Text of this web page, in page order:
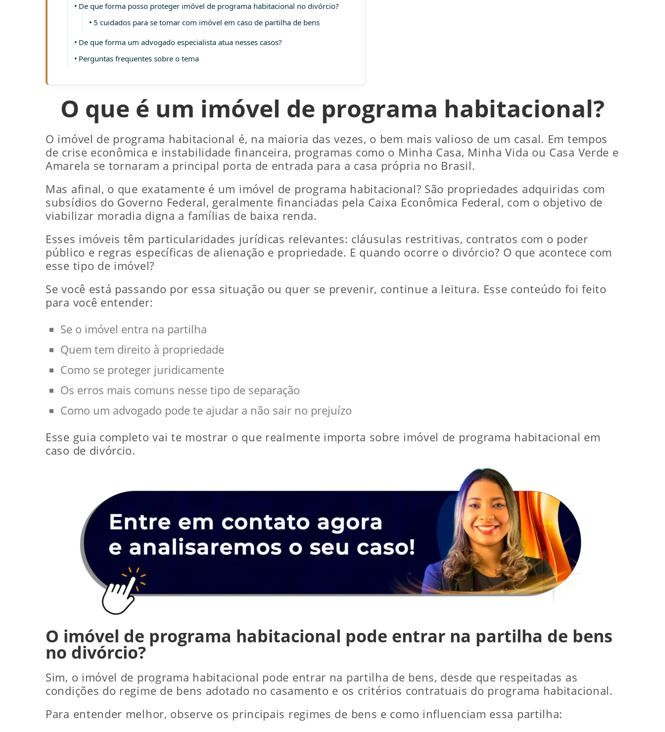
De que forma posso proteger imóvel de programa habitacional no divórcio?
5 cuidados para se tomar com imóvel em caso de partilha de bens
De que forma um advogado especialista atua nesses casos?
Perguntas frequentes sobre o tema
O que é um imóvel de programa habitacional?
O imóvel de programa habitacional é, na maioria das vezes, o bem mais valioso de um casal. Em tempos
de crise econômica e instabilidade financeira, programas como o Minha Casa, Minha Vida ou Casa Verde e
Amarela se tornaram a principal porta de entrada para a casa própria no Brasil.
Mas afinal, o que exatamente é um imóvel de programa habitacional? São propriedades adquiridas com
subsídios do Governo Federal, geralmente financiadas pela Caixa Econômica Federal, com o objetivo de
viabilizar moradia digna a famílias de baixa renda.
Esses imóveis têm particularidades jurídicas relevantes: cláusulas restritivas, contratos com o poder
público e regras específicas de alienação e propriedade. E quando ocorre o divórcio? O que acontece com
esse tipo de imóvel?
Se você está passando por essa situação ou quer se prevenir, continue a leitura. Esse conteúdo foi feito
para você entender:
Se o imóvel entra na partilha
Quem tem direito à propriedade
Como se proteger juridicamente
Os erros mais comuns nesse tipo de separação
Como um advogado pode te ajudar a não sair no prejuízo
Esse guia completo vai te mostrar o que realmente importa sobre imóvel de programa habitacional em
caso de divórcio.
O imóvel de programa habitacional pode entrar na partilha de bens
no divórcio?
Sim, o imóvel de programa habitacional pode entrar na partilha de bens, desde que respeitadas as
condições do regime de bens adotado no casamento e os critérios contratuais do programa habitacional.
Para entender melhor, observe os principais regimes de bens e como influenciam essa partilha: